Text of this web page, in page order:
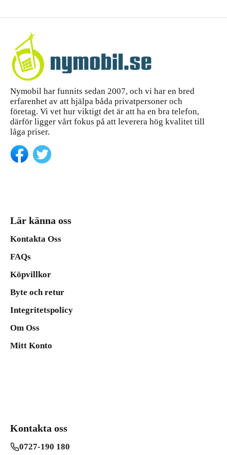
Nymobil har funnits sedan 2007, och vi har en bred
erfarenhet av att hjälpa båda privatpersoner och
företag. Vi vet hur viktigt det är att ha en bra telefon,
därför ligger vårt fokus på att leverera hög kvalitet till
låga priser.
Lär känna oss
Kontakta Oss
FAQs
Köpvillkor
Byte och retur
Integritetspolicy
Om Oss
Mitt Konto
Kontakta oss
0727-190 180